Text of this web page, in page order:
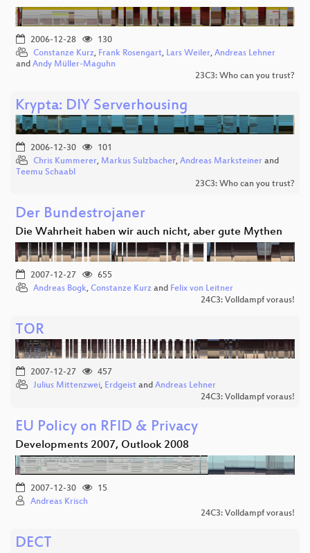
2006-12-28
130
Constanze Kurz, Frank Rosengart, Lars Weiler, Andreas Lehner
and Andy Müller-Maguhn
23C3: Who can you trust?
Krypta: DIY Serverhousing
2006-12-30
101
Chris Kummerer, Markus Sulzbacher, Andreas Marksteiner and
Teemu Schaabl
23C3: Who can you trust?
Der Bundestrojaner
Die Wahrheit haben wir auch nicht, aber gute Mythen
2007-12-27
655
Andreas Bogk, Constanze Kurz and Felix von Leitner
24C3: Volldampf voraus!
TOR
2007-12-27
457
Julius Mittenzwei, Erdgeist and Andreas Lehner
24C3: Volldampf voraus!
EU Policy on RFID & Privacy
Developments 2007, Outlook 2008
2007-12-30
15
Andreas Krisch
24C3: Volldampf voraus!
DECT